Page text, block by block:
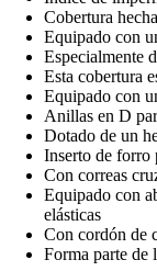
Cobertura
Equipado con
Especialmente
Esta cobertura
Equipado con
Anillas en D
Dotado de un
Inserto de forro
Con correas
Equipado con
elásticas
Con cordón de
Forma parte de